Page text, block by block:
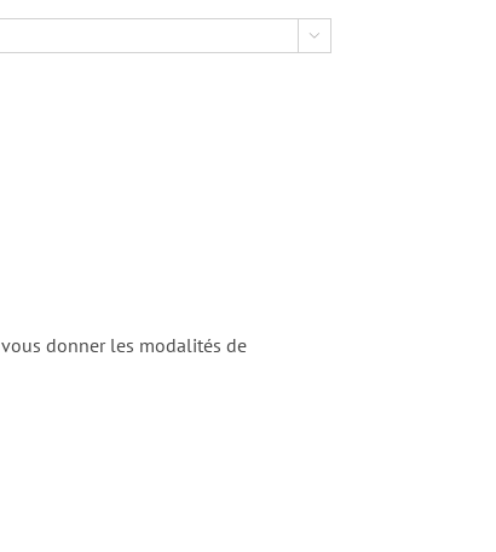

donner les modalités de